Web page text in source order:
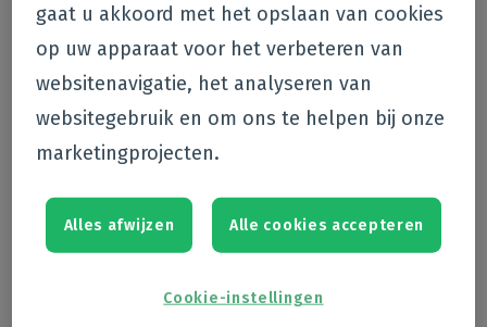
Uw zorgproducten kopen via Farmaxx
is veel meer dan een transactie
Het iskwaliteitszorg! Want onze
nodig heeft om gezondheidsproblemen aan te
pakken en op te lossen.
Samen met hen, leveren wij uexpertise en
gaat u akkoord met het opslaan van cookies
op uw apparaat voor het verbeteren van
websitenavigatie, het analyseren van
websitegebruik en om ons te helpen bij onze
marketingprojecten.
Alles afwijzen Alle cookies accepteren
Cookie-instellingen